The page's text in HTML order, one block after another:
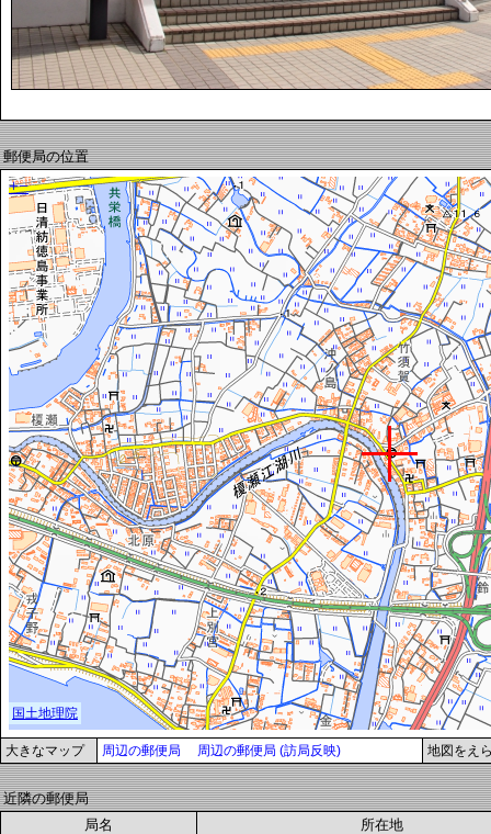
郵便局の位置
大きなマップ 周辺の郵便局 周辺の郵便局 (訪局反映) 地図をえ
近隣の郵便局
局名
所在地